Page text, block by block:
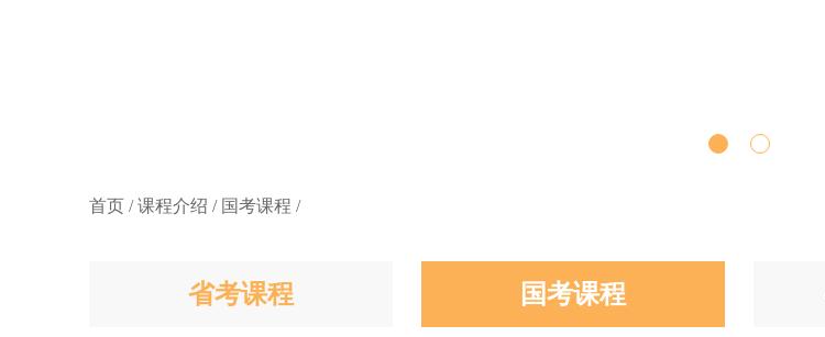
首页 / 课程介绍 / 国考课程 /
省考课程 国考课程